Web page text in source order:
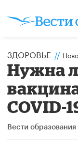
ЗДОРОВЬЕ //
Нужна
COVID-
Вести образования